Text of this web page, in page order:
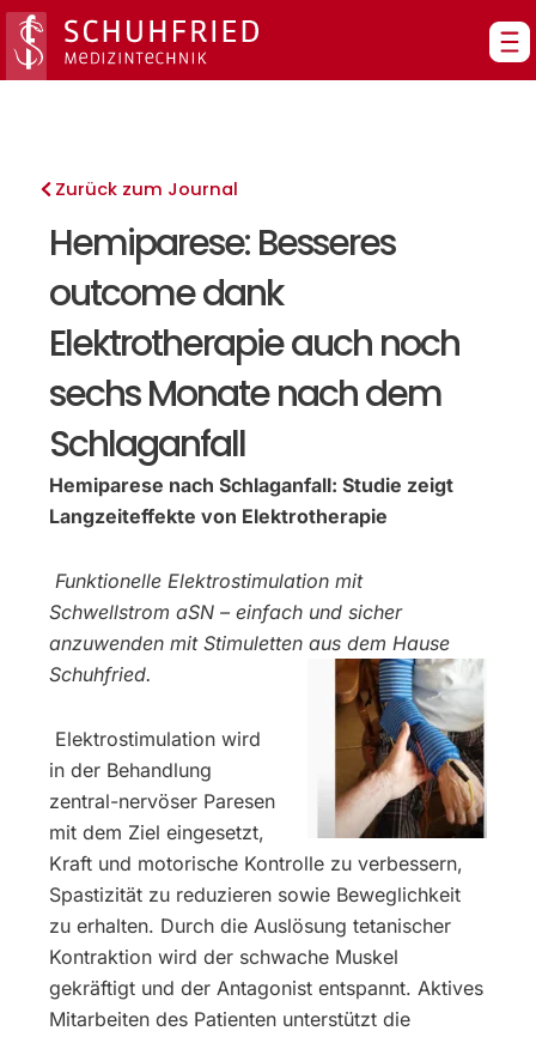
Zum
Inhalt
springen
Zurück zum Journal
Hemiparese: Besseres
outcome dank
Elektrotherapie auch noch
sechs Monate nach dem
Schlaganfall
Hemiparese nach Schlaganfall:Studie zeigt
Langzeiteffekte von Elektrotherapie
Funktionelle Elektrostimulation mit
Schwellstrom aSN – einfach und sicher
anzuwenden mit Stimuletten aus dem Hause
Schuhfried.
Elektrostimulation wird
in der Behandlung
zentral-nervöser Paresen
mit dem Ziel eingesetzt,
Kraft und motorische Kontrolle zu verbessern,
Spastizität zu reduzieren sowie Beweglichkeit
zu erhalten. Durch die Auslösung tetanischer
Kontraktion wird der schwache Muskel
gekräftigt und der Antagonist entspannt. Aktives
Mitarbeiten des Patienten unterstützt die